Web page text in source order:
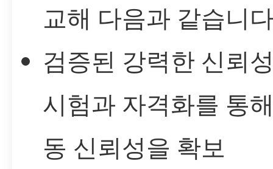
교해 다음과 같습니
검증된 강력한 신뢰
시험과 자격화를 통
동 신뢰성을 확보